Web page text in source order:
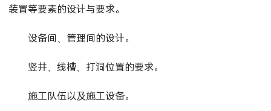
装置等要素的设计与要求。
设备间、管理间的设计。
竖井、线槽、打洞位置的要求。
施工队伍以及施工设备。